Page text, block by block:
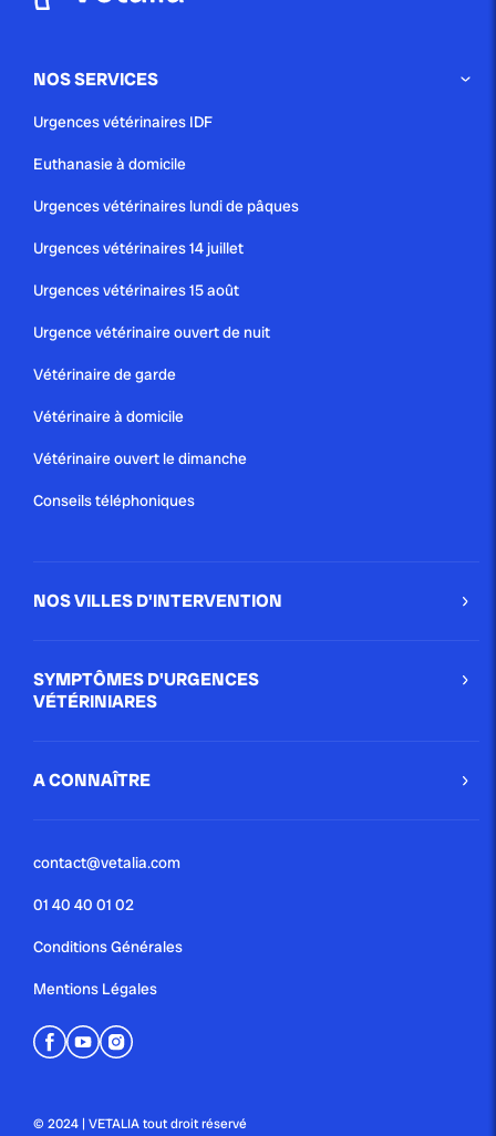
NOS SERVICES
Urgences vétérinaires IDF
Euthanasie à domicile
Urgences vétérinaires lundi de pâques
Urgences vétérinaires 14 juillet
Urgences vétérinaires 15 août
Urgence vétérinaire ouvert de nuit
Vétérinaire de garde
Vétérinaire à domicile
Vétérinaire ouvert le dimanche
Conseils téléphoniques
NOS VILLES D'INTERVENTION
SYMPTÔMES D'URGENCES
VÉTÉRINIARES
A CONNAÎTRE
contact@vetalia.com
01 40 40 01 02
Conditions Générales
Mentions Légales
© 2024 | VETALIA tout droit réservé